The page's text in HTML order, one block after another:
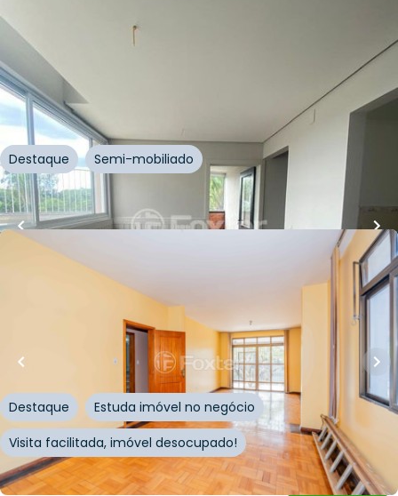
142 quartos
Apartamento • Condomínio Bay Side Residence
Avenida Coronel Marcos
Porto
Alegre
Destaque Semi-mobiliado
Whatsapp
Cód.863582
980.000,00
931.000,00
•8banheiros
Avenida Copacabana,Tristeza,Porto Alegre
Destaque
Estuda imóvel no negócio
Visita facilitada, imóvel desocupado!
Whatsapp
Cód.257890